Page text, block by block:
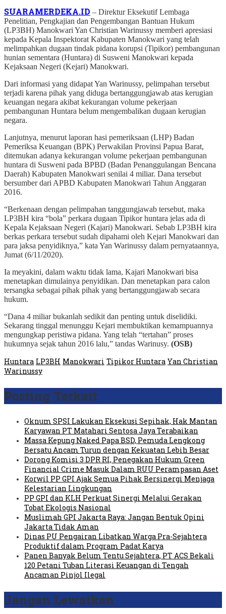
SUARAMERDEKA.ID – Direktur Eksekutif Lembaga
Penelitian, Pengkajian dan Pengembangan Bantuan Hukum
(LP3BH) Manokwari Yan Christian Warinussy memberi apresiasi
kepada Kepala Inspektorat Kabupaten Manokwari yang telah
melimpahkan dugaan tindak pidana korupsi (Tipikor) pembangunan
hunian sementara (Huntara) di Susweni Manokwari kepada
Kejaksaan Negeri (Kejari) Manokwari.
Dari informasi yang didapat Yan Warinussy, pelimpahan tersebut
terjadi karena pihak yang diduga bertanggungjawab atas kerugian
keuangan negara akibat kekurangan volume pekerjaan
pembangunan Huntara belum mengembalikan dugaan kerugian
negara.
Lanjutnya, menurut laporan hasi pemeriksaan (LHP) Badan
Pemeriksa Keuangan (BPK) Perwakilan Provinsi Papua Barat,
ditemukan adanya kekurangan volume pekerjaan pembangunan
huntara di Susweni pada BPBD (Badan Penanggulangan Bencana
Daerah) Kabupaten Manokwari senilai 4 miliar. Dana tersebut
bersumber dari APBD Kabupaten Manokwari Tahun Anggaran
2016.
“Berkenaan dengan pelimpahan tanggungjawab tersebut, maka
LP3BH kira “bola” perkara dugaan Tipikor huntara jelas ada di
Kepala Kejaksaan Negeri (Kajari) Manokwari. Sebab LP3BH kira
berkas perkara tersebut sudah dipahami oleh Kejari Manokwari dan
para jaksa penyidiknya,” kata Yan Warinussy dalam pernyataannya,
Jumat (6/11/2020).
Ia meyakini, dalam waktu tidak lama, Kajari Manokwari bisa
menetapkan dimulainya penyidikan. Dan menetapkan para calon
tersangka sebagai pihak pihak yang bertanggungjawab secara
hukum.
“Dana 4 miliar bukanlah sedikit dan penting untuk diselidiki.
Sekarang tinggal menunggu Kejari membuktikan kemampuannya
mengungkap peristiwa pidana. Yang telah “tertahan” proses
hukumnya sejak tahun 2016 lalu,” tandas Warinusy. (OSB)
Huntara LP3BH Manokwari Tipikor Huntara Yan Christian
Warinussy
Posting Terkait
Oknum SPSI Lakukan Eksekusi Sepihak, Hak Mantan
Karyawan PT Matahari Sentosa Jaya Terabaikan
Massa Kepung Naked Papa BSD, Pemuda Lengkong
Bersatu Ancam Turun dengan Kekuatan Lebih Besar
Dorong Komisi 3 DPR RI, Penegakan Hukum Green
Financial Crime Masuk Dalam RUU Perampasan Aset
Korwil PP GPI Ajak Semua Pihak Bersinergi Menjaga
Kelestarian Lingkungan
PP GPI dan KLH Perkuat Sinergi Melalui Gerakan
Tobat Ekologis Nasional
Muslimah GPI Jakarta Raya: Jangan Bentuk Opini
Jakarta Tidak Aman
Dinas PU Pengairan Libatkan Warga Pra-Sejahtera
Produktif dalam Program Padat Karya
Panen Banyak Belum Tentu Sejahtera, PT ACS Bekali
120 Petani Tuban Literasi Keuangan di Tengah
Ancaman Pinjol Ilegal
Jangan Lewatkan